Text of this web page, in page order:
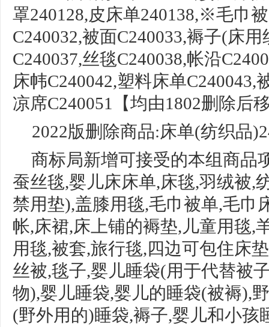
罩240128,皮床单240138,※毛巾
C240032,被面C240033,褥子(床用
C240037,丝毯C240038,帐沿
床帏C240042,塑料床单C240043,
凉席C240051【均由1802删除后
2022版删除商品:床单(纺织品
商标局新增可接受的本组商品
蚕丝毯,婴儿床床单,床毯,羽绒被,
禁用垫),盖膝用毯,毛巾被单,毛巾
帐,床裙,床上铺的褥垫,儿童用毯,
用毯,被套,旅行毯,四边可包住床
丝被,毯子,婴儿睡袋(用于代替被
物),婴儿睡袋,婴儿的睡袋(被褥),
(野外用的)睡袋,褥子,婴儿和小孩